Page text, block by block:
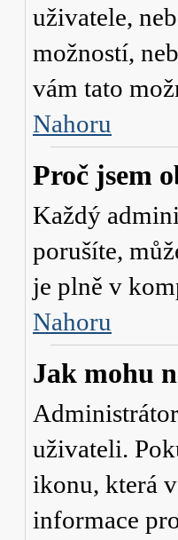
uživatele,
možností,
vám tato
Nahoru
Proč jsem
Každý
porušíte,
je plně v
Nahoru
Jak mohu
uživateli.
ikonu, která
informace